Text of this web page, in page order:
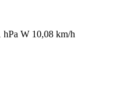
hPa W 10,08 km/h